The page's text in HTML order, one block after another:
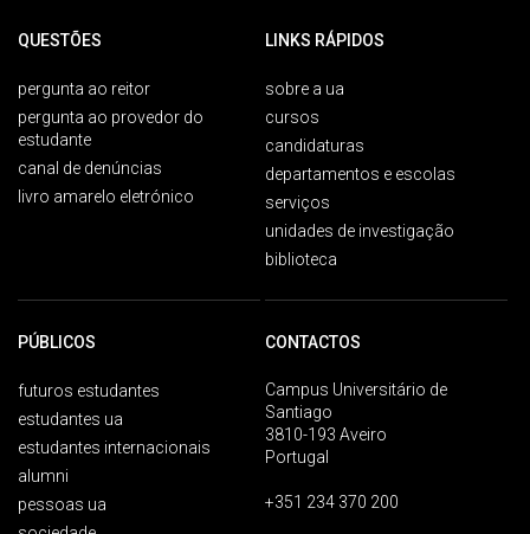
QUESTÕES
pergunta ao reitor
pergunta ao provedor do
estudante
canal de denúncias
livro amarelo eletrónico
LINKS RÁPIDOS
sobre a ua
cursos
candidaturas
departamentos e escolas
serviços
unidades de investigação
biblioteca
PÚBLICOS
futuros estudantes
estudantes ua
estudantes internacionais
alumni
pessoas ua
CONTACTOS
Campus Universitário de
Santiago
3810-193 Aveiro
Portugal
+351 234 370 200